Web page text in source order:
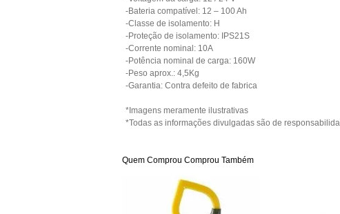
-Bateria compatível: 12 – 100 Ah
-Classe de isolamento: H
-Proteção de isolamento: IPS21S
-Corrente nominal: 10A
-Potência nominal de carga: 160W
-Peso aprox.: 4,5Kg
-Garantia: Contra defeito de fabrica
*Imagens meramente ilustrativas
*Todas as informações divulgadas são de
Quem Comprou Comprou Também